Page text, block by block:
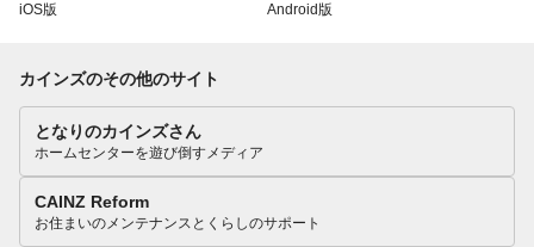
iOS版 Android版
カインズのその他のサイト
となりのカインズさん
ホームセンターを遊び倒すメディア
CAINZ Reform
お住まいのメンテナンスとくらしのサポート